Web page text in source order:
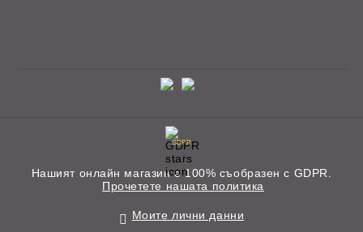
GDPR
Нашият онлайн магазин е 100% съобразен с GDPR.
Прочетете нашата политика
Моите лични данни